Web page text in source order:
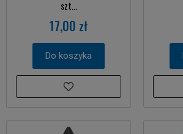
szt...
17,00 zł
Do koszyka